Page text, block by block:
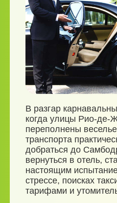
В разгар
когда улицы Рио-де-
переполнены
транспорта
добраться до
вернуться в отель,
настоящим
стрессе, поисках
тарифами и